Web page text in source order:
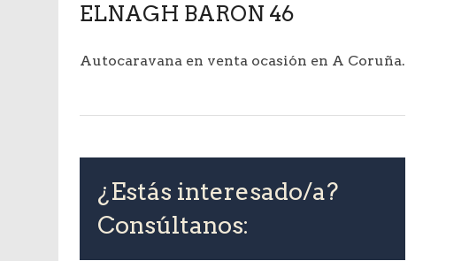
ELNAGH BARON 46
Autocaravana en venta ocasión en A Coruña.
¿Estás interesado/a?
Consúltanos: